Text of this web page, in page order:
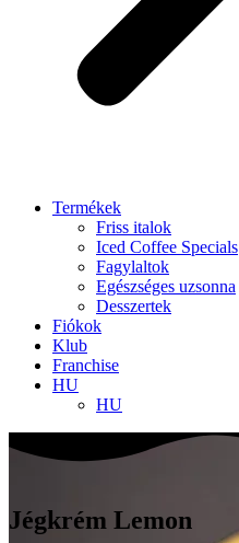
Termékek
Friss italok
Iced Coffee Specials
Fagylaltok
Egészséges uzsonna
Desszertek
Fiókok
Klub
Franchise
HU
HU
Jégkrém Lemon